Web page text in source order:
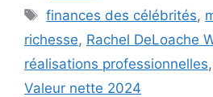
Tags
finances des célébrités,
richesse, Rachel DeLoache
réalisations professionnelles,
Valeur nette 2024